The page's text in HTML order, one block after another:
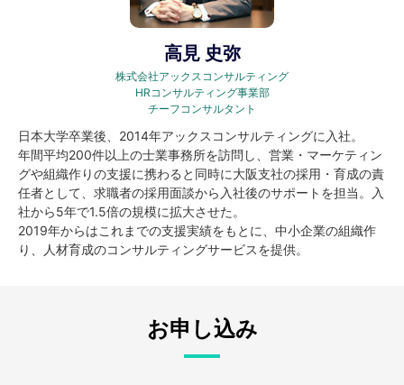
高見 史弥
株式会社アックスコンサルティング
HRコンサルティング事業部
チーフコンサルタント
日本大学卒業後、2014年アックスコンサルティングに入社。
年間平均200件以上の士業事務所を訪問し、営業・マーケティン
グや組織作りの支援に携わると同時に大阪支社の採用・育成の責
任者として、求職者の採用面談から入社後のサポートを担当。入
社から5年で1.5倍の規模に拡大させた。
2019年からはこれまでの支援実績をもとに、中小企業の組織作
り、人材育成のコンサルティングサービスを提供。
お申し込み